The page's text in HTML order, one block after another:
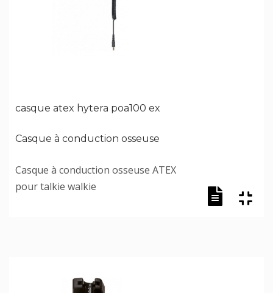
casque atex hytera poa100 ex
Casque à conduction osseuse
Casque à conduction osseuse ATEX
pour talkie walkie